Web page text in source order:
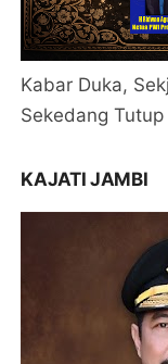
Kabar Duka,
Sekedang Tutup
KAJATI JAMBI